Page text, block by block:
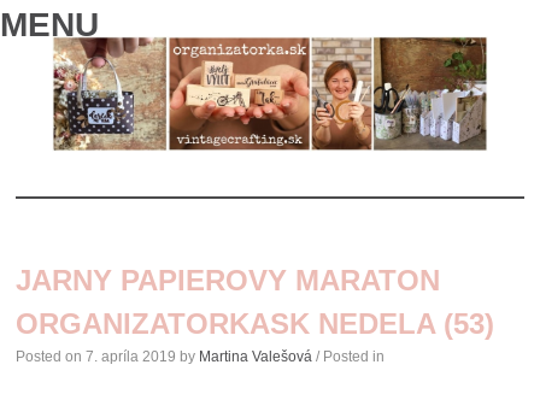
MENU
CONTENT
JARNY PAPIEROVY MARATON
ORGANIZATORKASK NEDELA (53)
Posted on7. apríla 2019 by Martina Valešová / Posted in